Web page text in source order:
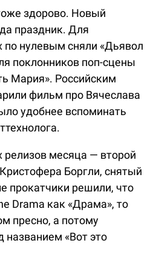
здорово. Новый
праздник. Для
по нулевым сняли «Дьявол
поклонников поп-сцены
Мария». Российским
фильм про Вячеслава
удобнее вспоминать
релизов месяца — второй
Боргли, снятый
прокатчики решили, что
Drama как «Драма», то
пресно, а потому
названием «Вот это